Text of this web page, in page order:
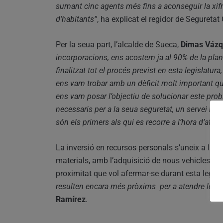
sumant cinc agents més fins a aconseguir la
d’habitants”, ha explicat el regidor de Seguretat
Per la seua part, l’alcalde de Sueca, Dimas
incorporacions, ens acostem ja al 90% de la
finalitzat tot el procés previst en esta
ens vam trobar amb un dèficit molt important
ens vam posar l’objectiu de solucionar este
necessaris per a la seua seguretat, un servei
són els primers als qui es recorre a l’hora
La inversió en recursos personals s’uneix a la
materials, amb l’adquisició de nous vehicles
proximitat que vol afermar-se durant esta
resulten encara més pròxims per a atendre les
Ramírez.